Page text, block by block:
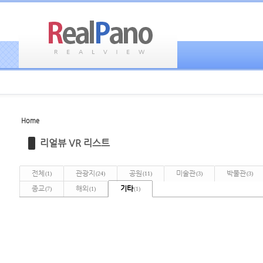
Home
리얼뷰 VR 리스트
전체 (1) 관광지 (24) 공원 (11) 미술관(3) 박물관(3)
종교(7) 해외 (1) 기타(1)
Sketchbook5, 스케치북5
Sketchbook5, 스케치북5